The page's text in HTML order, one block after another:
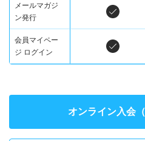
メールマガジ
ン発行
会員マイペー
ジ ログイン
オンライン入会